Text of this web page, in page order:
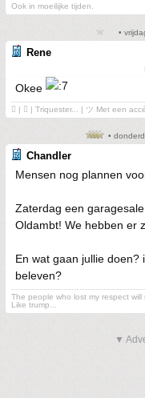
Ook in moeilijke tijden.
•
Rene
Okee
 | ❤ | Triquester... | ツ Met een
•
Chandler
Mensen nog plannen
Zaterdag een
Oldambt! We hebben er
En wat gaan jullie
beleven?
The people who lost my respect
Like trump...
▼